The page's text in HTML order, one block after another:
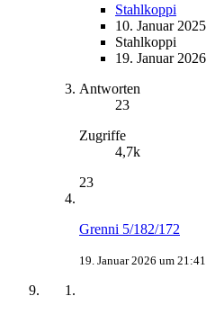
Stahlkoppi
10. Januar
Stahlkoppi
19. Januar
Antworten
23
Zugriffe
4,7k
23
Grenni 5/182/172
19. Januar 2026 um 21:41